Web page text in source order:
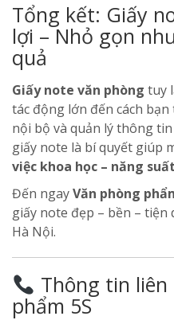
Tổng kết: Giấy
lợi – Nhỏ gọn
quả
Giấy note văn phòng tuy
tác động lớn đến cách
nội bộ và quản lý thông
giấy note là bí quyết giúp
việc khoa học – năng
Đến ngayVăn phòng
giấy note đẹp – bền –
Hà Nội.
Thông tin liên
phẩm 5S